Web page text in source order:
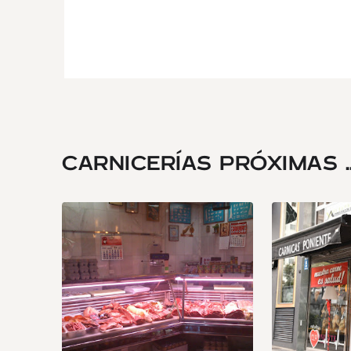
CARNICERÍAS PRÓXIMAS